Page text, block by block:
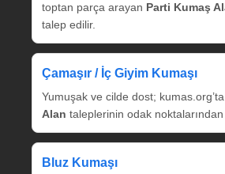
toptan parça arayan Parti Kumaş
talep edilir.
Çamaşır / İç Giyim Kumaşı
Yumuşak ve cilde dost; kumas.org’ta
Alan taleplerinin odak
Bluz Kumaşı